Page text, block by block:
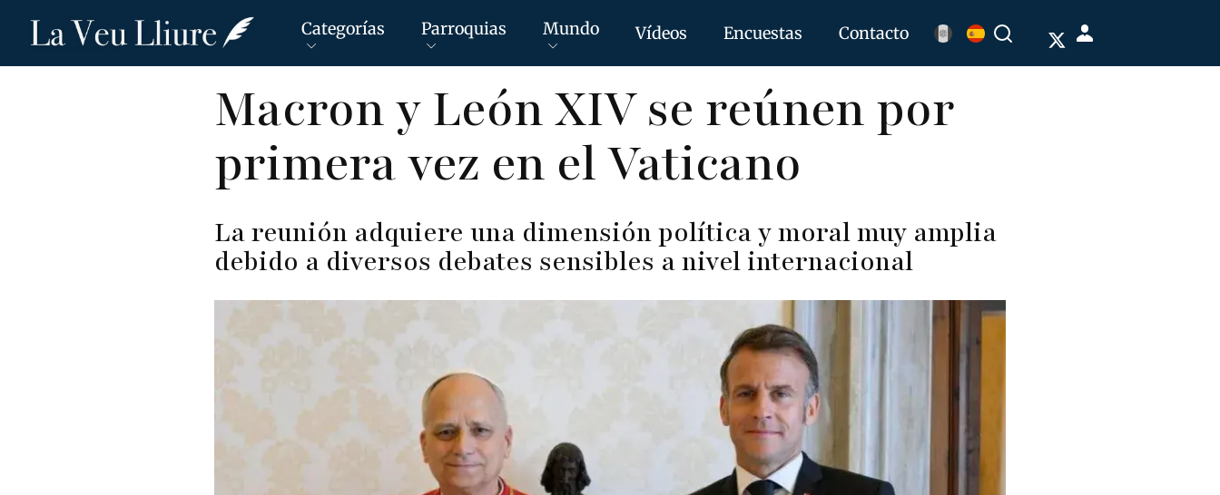
Pasar
Categorías Parroquias Mundo Vídeos Encuestas Contacto Buscar Menú
de
Macron y León XIV se reúnen por
primera vez en el Vaticano
La reunión adquiere una dimensión política y moral muy amplia
debido a diversos debates sensibles a nivel internacional